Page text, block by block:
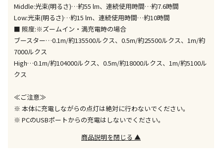
お見積商品です。金額・施工日はお打ち合わせの上、
決定となります。
商品購入個数ごとに送料がかかる商品です
Middle:光束(明るさ)…約55 lm、連続使用時間…約7.6時間
Low:光束(明るさ)…約15 lm、連続使用時間…約10時間
■ 照度:※ズームイン・満充電時の場合
ブースター…0.1m/約135500ルクス、0.5m/約25500ルクス、1m/約
7000ルクス
High…0.1m/約104000ルクス、0.5m/約18000ルクス、1m/約5100ル
クス
≪ご注意≫
※ 本体に充電しながらの点灯は絶対に行わないでください。
※ PCのUSBポートからの充電はしないでください。
商品説明を閉じる ▲